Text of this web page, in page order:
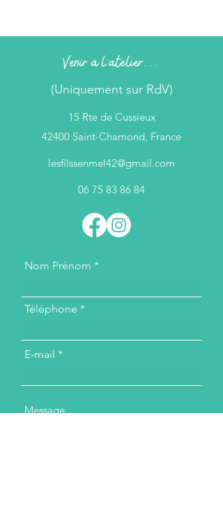
Venir à l'atelier...
(Uniquement sur RdV)
15 Rte de Cussieux
42400 Saint-Chamond, France
lesfilssenmel42@gmail.com
06 75 83 86 84
Nom Prénom
Téléphone
E-mail
Message...